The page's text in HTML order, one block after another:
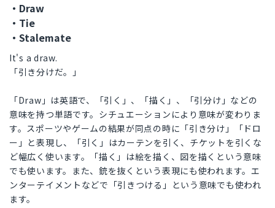
・Draw
・Tie
・Stalemate
It's a draw.
「引き分けだ。」
「Draw」は英語で、「引く」、「描く」、「引分け」などの
意味を持つ単語です。シチュエーションにより意味が変わりま
す。スポーツやゲームの結果が同点の時に「引き分け」「ドロ
ー」と表現し、「引く」はカーテンを引く、チケットを引くな
ど幅広く使います。「描く」は絵を描く、図を描くという意味
でも使います。また、銃を抜くという表現にも使われます。エ
ンターテイメントなどで「引きつける」という意味でも使われ
ます。